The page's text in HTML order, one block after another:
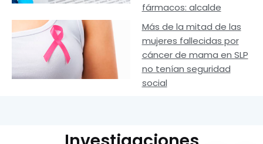
fármacos: alcalde
Más de la mitad de las
mujeres fallecidas por
cáncer de mama en SLP
no tenían seguridad
social